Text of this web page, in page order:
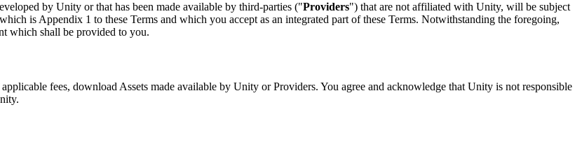
by Unity or that has been made available by third-parties ("Providers") that are not affiliated with Unity, will be subject
is Appendix 1 to these Terms and which you accept as an integrated part of these Terms. Notwithstanding the foregoing,
which shall be provided to you.
fees, download Assets made available by Unity or Providers. You agree and acknowledge that Unity is not responsible